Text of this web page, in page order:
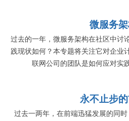
微服务
过去的一年，微服务架构在社区中讨
践现状如何？本专题将关注它对企业
联网公司的团队是如何应对实
永不止步
过去一两年，在前端迅猛发展的同